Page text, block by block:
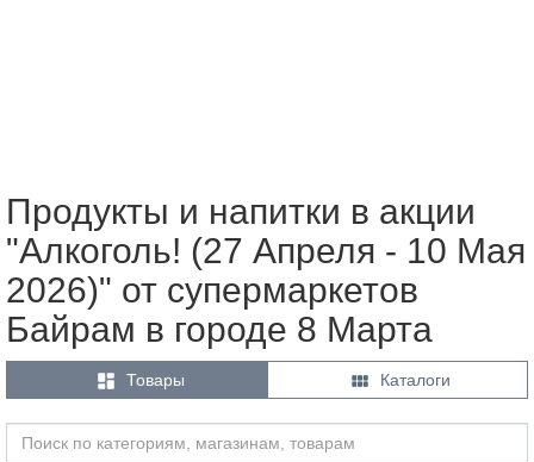
Продукты и напитки в акции
"Алкоголь! (27 Апреля - 10 Мая
2026)" от супермаркетов
Байрам в городе 8 Марта
 Товары  Каталоги